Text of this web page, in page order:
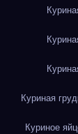
Куриная
Куриное